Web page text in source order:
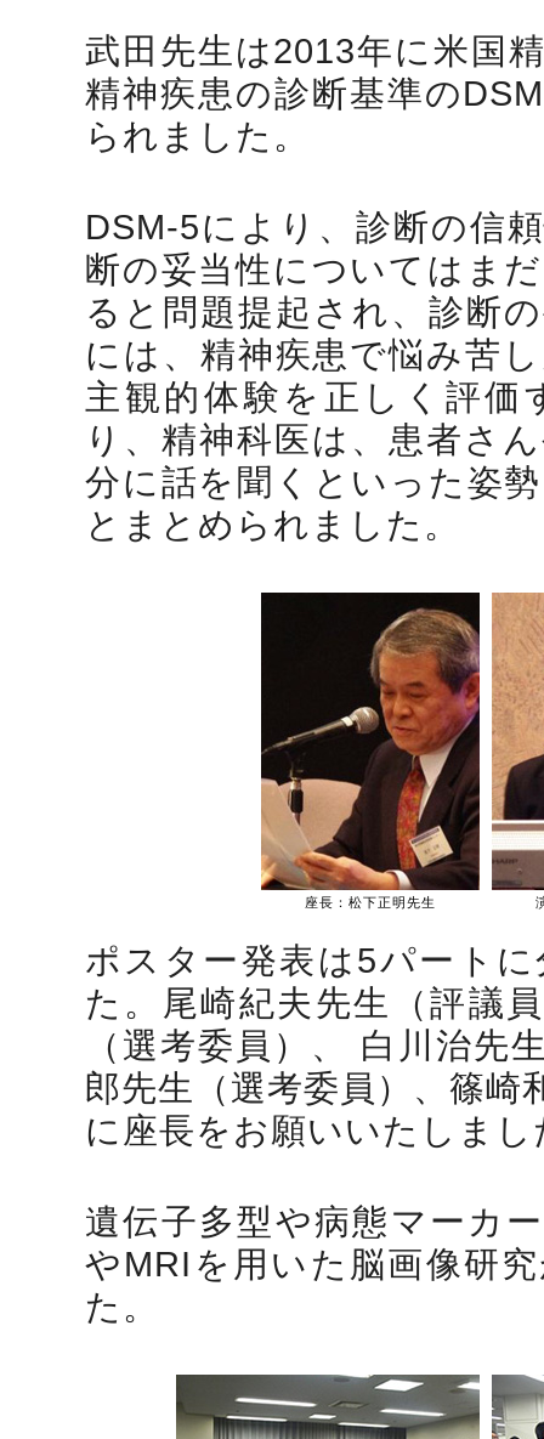
武田先生は2013年に米国
精神疾患の診断基準の
られました。
DSM-5により、診断の信
断の妥当性についてはま
ると問題提起され、診断
には、精神疾患で悩み苦
主観的体験を正しく評価
り、精神科医は、患者さ
分に話を聞くといった姿
とまとめられました。
座長：松下正明先生
ポスター発表は5パート
た。尾崎紀夫先生（評議
（選考委員）、 白川治先
郎先生（選考委員）、篠崎
に座長をお願いいたしまし
遺伝子多型や病態マーカ
やMRIを用いた脳画像研
た。